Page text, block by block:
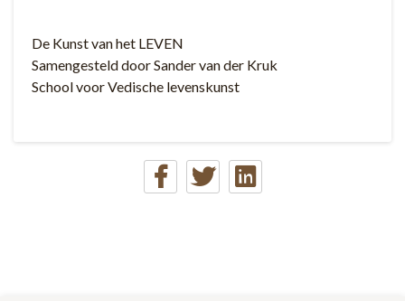
De Kunst van het LEVEN
Samengesteld door Sander van der Kruk
School voor Vedische levenskunst